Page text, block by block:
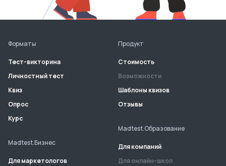
Форматы
Тест-викторина
Личностный тест
Квиз
Опрос
Курс
Madtest.Бизнес
Для маркетологов
Продукт
Стоимость
Возможности
Шаблоны квизов
Отзывы
Madtest.Образование
Для компаний
Для онлайн-школ